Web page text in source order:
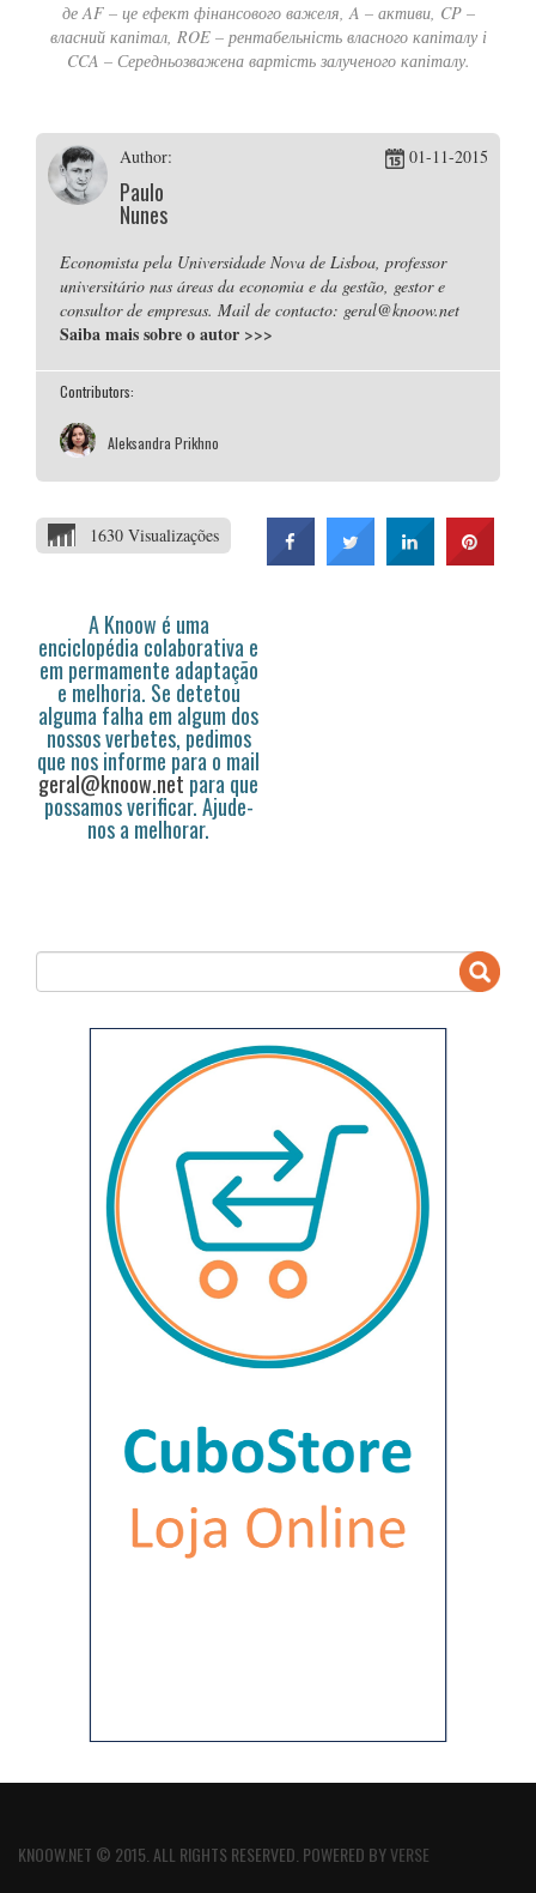
де AF – це ефект фінансового важеля, A – активи, CP –
власний капітал, ROE – рентабельність власного капіталу і
CCA – Середньозважена вартість залученого капіталу.
Author:
Paulo
Nunes
01-11-2015
Economista pela Universidade Nova de Lisboa, professor
universitário nas áreas da economia e da gestão, gestor e
consultor de empresas. Mail de contacto: geral@knoow.net
Saiba mais sobre o autor >>>
Contributors:
Aleksandra Prikhno
1630 Visualizações
A Knoow é uma
enciclopédia colaborativa e
em permamente adaptação
e melhoria. Se detetou
alguma falha em algum dos
nossos verbetes, pedimos
que nos informe para o mail
geral@knoow.net para que
possamos verificar. Ajude-
nos a melhorar.
KNOOW.NET © 2015. ALL RIGHTS RESERVED. POWERED BYVERSE